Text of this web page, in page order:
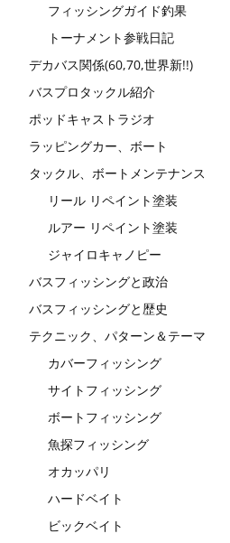
フィッシングガイド釣果
トーナメント参戦日記
デカバス関係(60,70,世界新!!)
バスプロタックル紹介
ポッドキャストラジオ
ラッピングカー、ボート
タックル、ボートメンテナンス
リール リペイント塗装
ルアー リペイント塗装
ジャイロキャノピー
バスフィッシングと政治
バスフィッシングと歴史
テクニック、パターン＆テーマ
カバーフィッシング
サイトフィッシング
ボートフィッシング
魚探フィッシング
オカッパリ
ハードベイト
ビックベイト